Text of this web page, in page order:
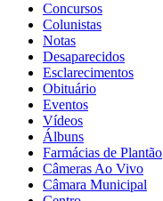
Concursos
Colunistas
Notas
Desaparecidos
Esclarecimentos
Obituário
Eventos
Vídeos
Álbuns
Farmácias de Plantão
Câmeras Ao Vivo
Câmara Municipal